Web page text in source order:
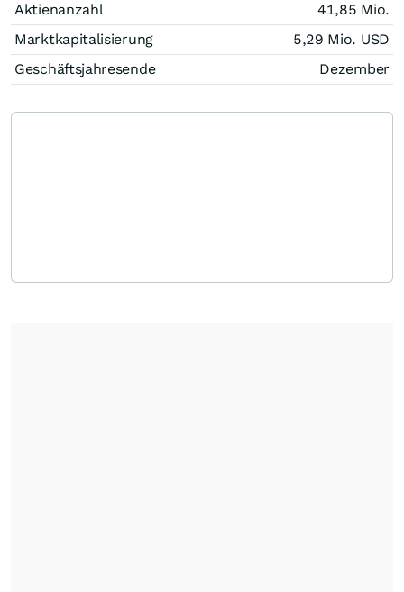
Aktienanzahl
41,85 Mio.
Marktkapitalisierung
5,29 Mio. USD
Geschäftsjahresende
Dezember